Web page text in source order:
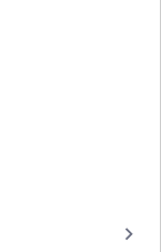
keyboard_arrow_right